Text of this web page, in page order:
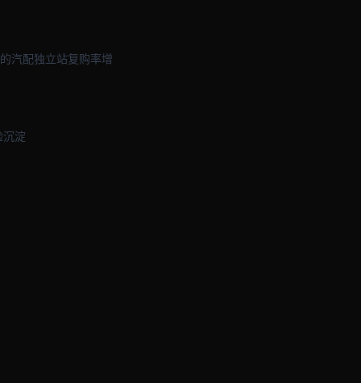
汽配独立站复购率增
淀